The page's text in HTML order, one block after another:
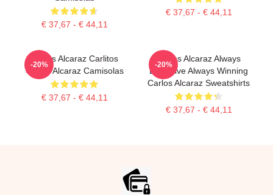
€ 37,67 - € 44,11
€ 37,67 - € 44,11
Carlos Alcaraz Carlitos
Carlos Alcaraz Camisolas
€ 37,67 - € 44,11
-20%
Carlos Alcaraz Always
Explosive Always Winning
Carlos Alcaraz Sweatshirts
€ 37,67 - € 44,11
-20%